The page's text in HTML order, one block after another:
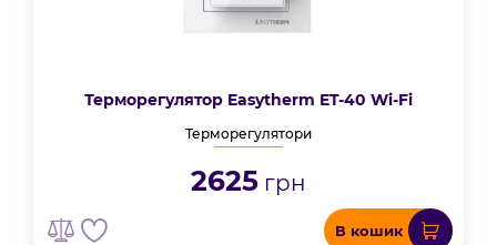
Терморегулятор Easytherm ET-40 Wi-Fi
Терморегулятори
2625 грн
В кошик